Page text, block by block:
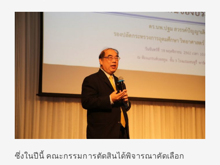
ซึ่งในปีนี้ คณะกรรมการตัดสินได้พิจารณาคัดเลือก